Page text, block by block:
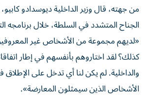
من جهته، قال وزير الداخلية ديوسدادو
الجناح المتشدد في السلطة، خلال برنامجه
«لديهم مجموعة من الأشخاص غير
كذلك؟ لقد اختاروهم بأنفسهم في إطار
والداخلية. لم يكن لنا أي تدخل على الإطلاق
الأشخاص الذين سيمثلون المعارضة».